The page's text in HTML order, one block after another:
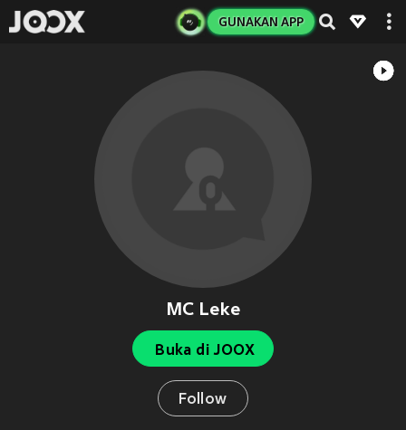
GUNAKAN APP
MC Leke
Buka di JOOX
Follow